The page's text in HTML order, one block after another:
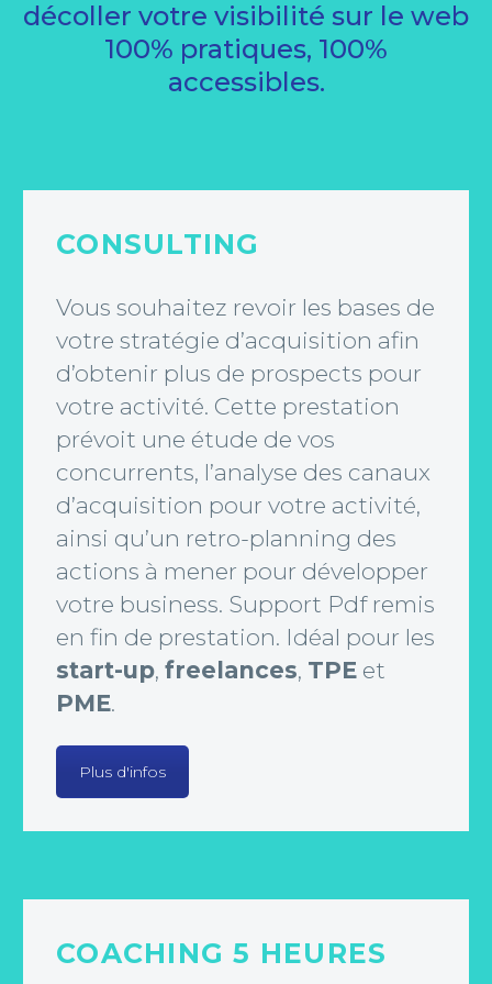
décoller votre visibilité sur le web
100% pratiques, 100%
accessibles.
CONSULTING
Vous souhaitez revoir les bases de
votre stratégie d’acquisition afin
d’obtenir plus de prospects pour
votre activité. Cette prestation
prévoit une étude de vos
concurrents, l’analyse des canaux
d’acquisition pour votre activité,
ainsi qu’un retro-planning des
actions à mener pour développer
votre business. Support Pdf remis
en fin de prestation. Idéal pour les
start-up, freelances, TPE et
PME.
Plus d'infos
COACHING 5 HEURES